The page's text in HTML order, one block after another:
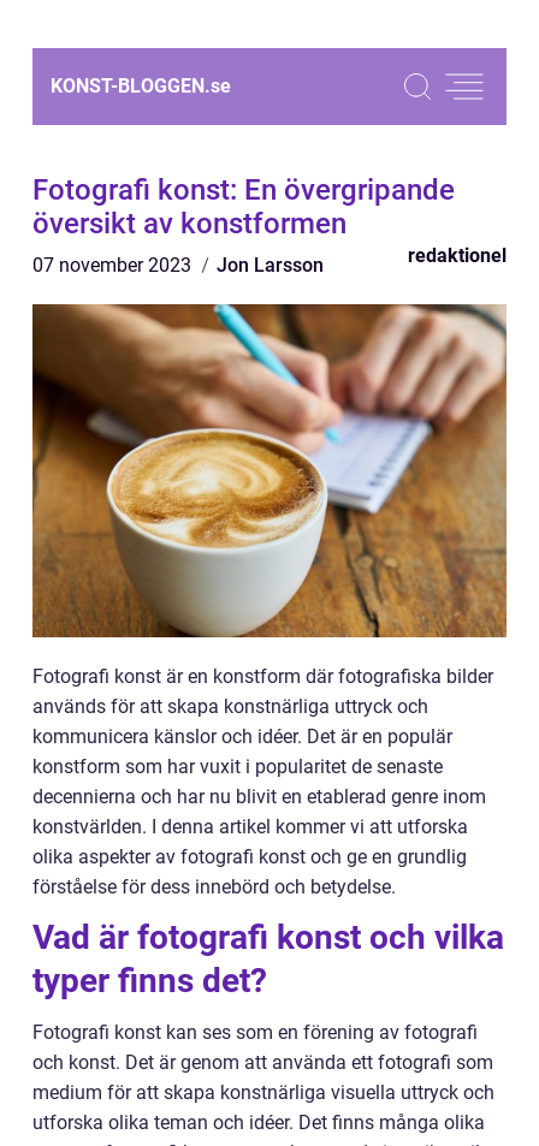
KONST-BLOGGEN.se
Fotografi konst: En övergripande
översikt av konstformen
07 november 2023 Jon Larsson redaktionel
Fotografi konst är en konstform där fotografiska bilder
används för att skapa konstnärliga uttryck och
kommunicera känslor och idéer. Det är en populär
konstform som har vuxit i popularitet de senaste
decennierna och har nu blivit en etablerad genre inom
konstvärlden. I denna artikel kommer vi att utforska
olika aspekter av fotografi konst och ge en grundlig
förståelse för dess innebörd och betydelse.
Vad är fotografi konst och vilka
typer finns det?
Fotografi konst kan ses som en förening av fotografi
och konst. Det är genom att använda ett fotografi som
medium för att skapa konstnärliga visuella uttryck och
utforska olika teman och idéer. Det finns många olika